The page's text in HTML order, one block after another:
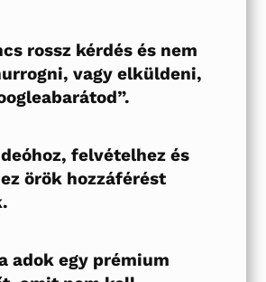
rossz kérdés és nem
vagy elküldeni,
felvételhez és
örök hozzáférést
adok egyprémium